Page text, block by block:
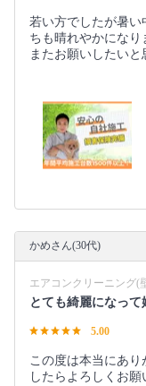
若い方でしたが暑
ちも晴れやかになり
またお願いしたいと
かめさん(30代)
エアコンクリーニング(
とても綺麗になって
5.00
この度は本当にあ
したらよろしくお願